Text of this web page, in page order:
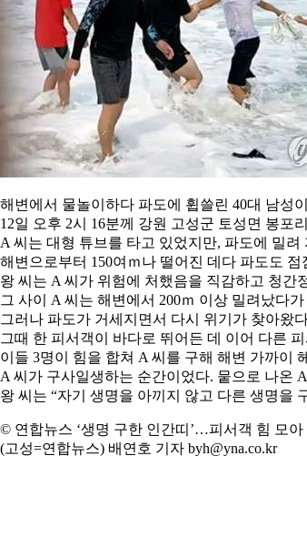
해변에서 물놀이하다 파도에 휩쓸린 40대 남성
12일 오후 2시 16분께 강원 고성군 토성면 봉포
A 씨는 대형 튜브를 타고 있었지만, 파도에 밀
해변으로부터 150여ｍ나 떨어진 데다 파도도
왕 씨는 A 씨가 위험에 처했음을 직감하고 청간
그 사이 A 씨는 해변에서 200ｍ 이상 밀려났다
그러나 파도가 거세지면서 다시 위기가 찾아왔
그때 한 피서객이 바다로 뛰어든 데 이어 다른
이들 3명이 힘을 합쳐 A 씨를 구해 해변 가까이
A 씨가 구사일생하는 순간이었다. 뭍으로 나온
왕 씨는 “자기 생명을 아끼지 않고 다른 생명을
© 연합뉴스 ‘생명 구한 인간띠’…피서객 힘 모아
(고성=연합뉴스) 배연호 기자 byh@yna.co.kr